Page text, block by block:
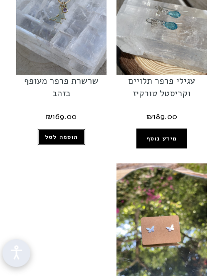
עגילי פרפר תלויים
וקריסטל טורקיז
₪189.00
מידע נוסף
שרשרת פרפר מעופף
בזהב
₪169.00
הוספה לסל